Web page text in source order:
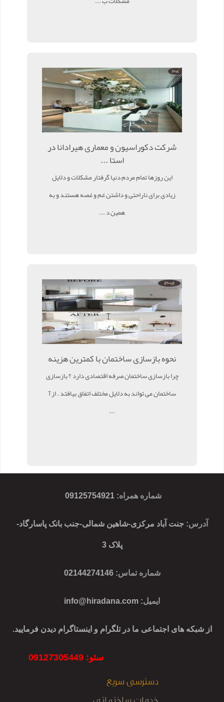
شرکت دکوراسیون و معماری هیرادانا در
استا ...
این روزها تمام مردم دنیا گرفتار مشکلات و دلایل
زیادی برای ناراحتی و داشتن غم و غصه هستند و به
همین د ...
نحوه بازسازی ساختمان با کمترین هزینه
چرا بازسازی ساختمان صرفه اقتصادی دارد ؟ بازسازی
ساختمان می تواند به دلایل مختلف اتفاق بیافتد . از آ
...
شماره همراه:
09125754921
آدرس: جنت آباد مرکزی-شاهین شمالی-جنب بانک پاسارگاد-
پلاک 3
شماره تماس: 02144274146
ایمیل:
info@hiradana.com
از شبکه های اجتماعی ما در تلگرام و اینستاگرام دیدن فرمایید.
سئو: 09127305449
دسترسی سریع